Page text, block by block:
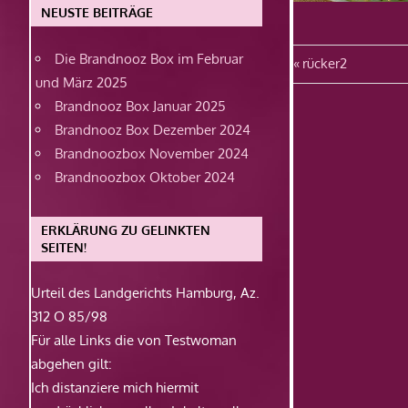
Vorheriger
Beitrag:
rücker2
NEUSTE BEITRÄGE
Die Brandnooz Box im Februar
und März 2025
Brandnooz Box Januar 2025
Brandnooz Box Dezember 2024
Brandnoozbox November 2024
Brandnoozbox Oktober 2024
ERKLÄRUNG ZU GELINKTEN
SEITEN!
Urteil des Landgerichts Hamburg, Az.
312 O 85/98
Für alle Links die von Testwoman
abgehen gilt:
Ich distanziere mich hiermit